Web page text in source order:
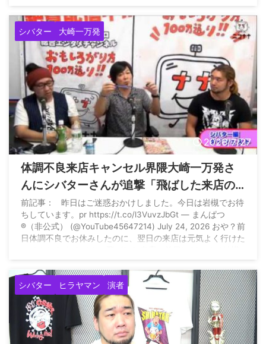
(@pwshibatarzz) July 27, 2026
シバター 大崎一万発
2026/7/27
体調不良来店キャンセル界隈大崎一万発さ
んにシバターさんが追撃「飛ばした来店の
前日はどこぞで結構呑んでたという噂は聞
いたのですが…1日で体調が完全回復して良
かったですねぇ」
前記事： 昨日はご迷惑おかけしました。今日は岩槻でお待
ちしています。pr https://t.co/l3VuvzJbGt — まんぱつ
®️ （非公式） (@YouTube45647214) July 24, 2026 おや？前
日体調不良でお休みしたのに、翌日の来店は元気よく行けた
して良かったですねぇ
ミカドさんにちゃんと謝りました
か？ 10 ...
シバター ヒラヤマン 演者